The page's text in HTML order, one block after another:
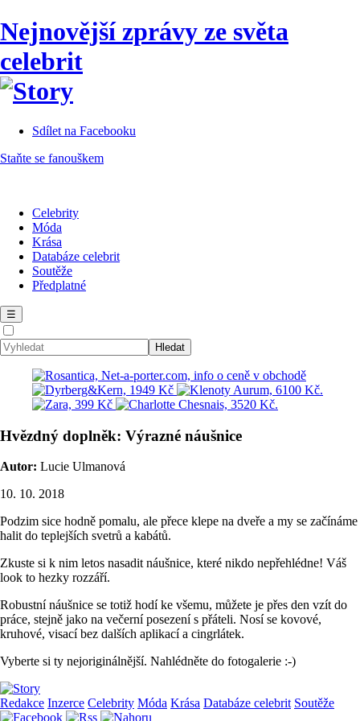
Nejnovější zprávy ze světa
celebrit
Sdílet na Facebooku
Staňte se fanouškem
Celebrity
Móda
Krása
Databáze celebrit
Soutěže
Předplatné
☰
Hvězdný doplněk: Výrazné náušnice
Autor: Lucie Ulmanová
10. 10. 2018
Podzim sice hodně pomalu, ale přece klepe na dveře a my se začínáme
halit do teplejších svetrů a kabátů.
Zkuste si k nim letos nasadit náušnice, které nikdo nepřehlédne! Váš
look to hezky rozzáří.
Robustní náušnice se totiž hodí ke všemu, můžete je přes den vzít do
práce, stejně jako na večerní posezení s přáteli. Nosí se kovové,
kruhové, visací bez dalších aplikací a cingrlátek.
Vyberte si ty nejoriginálnější. Nahlédněte do fotogalerie :-)
Redakce Inzerce Celebrity Móda Krása Databáze celebrit Soutěže